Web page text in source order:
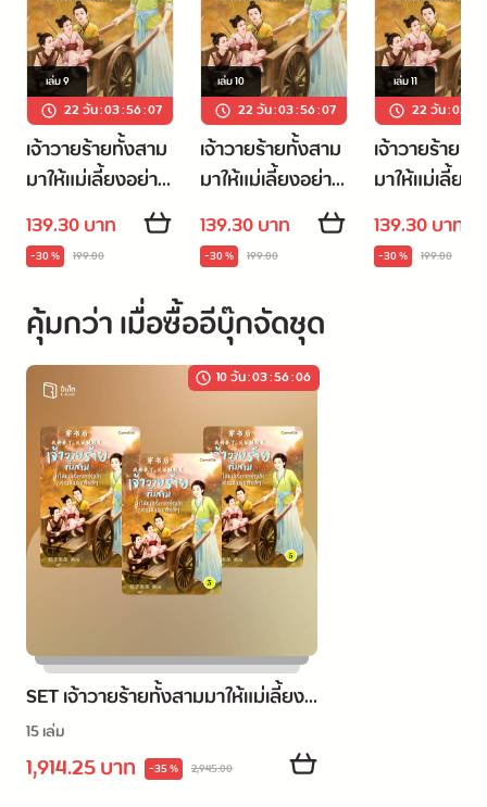
ต่อมา...เหล่าวายร้ายทั้งสามได้เติบโตขึ้น
คนหนึ่งเป็นผู้นำสูงสุดของสำนักปราชญ์ในใต้หล้า
คนหนึ่งเป็นพ่อค้าผู้ยิ่งใหญ่ ร่ำรวยยิ่งกว่าฮ่องเต้
คนหนึ่งเป็นแม่ทัพหญิงผู้เก่งกาจสง่างาม...
ทั้งสามทั้งรักทั้งหวงถังหลี่เป็นอย่างมาก
ผู้นำสูงสุดของสำนักปราชญ์ : บังอาจรังแกท่านแม่ของข้า
แม่ทัพหญิงผู้เก่งกาจสง่างาม : พี่ใหญ่ ฆ่ามันทิ้งเสียเลยง่าย
กว่า!
พ่อค้าผู้ยิ่งใหญ่ : น้องสาม ข้าจะยื่นดาบให้เจ้าเอง!
พระปิตุลาผู้ทรงอำนาจคว้าตัวภรรยาของตนเข้าไปกอด :
เล่ม9
22 วัน:03:56:06
เจ้าวายร้ายทั้งสาม
มาให้แม่เลี้ยงอย่าง
ข้ากล่อมเกลาเสียดี
ๆ เล่ม 9
139.30 บาท
-30 % 199.00
เล่ม10
22 วัน:03:56:06
เจ้าวายร้ายทั้งสาม
มาให้แม่เลี้ยงอย่าง
ข้ากล่อมเกลาเสียดี
ๆ เล่ม 10
139.30 บาท
-30 % 199.00
เล่ม11
22 วัน:03
เจ้าวายร้ายทั้
มาให้แม่เลี้ยง
ข้ากล่อมเกลา
ๆ เล่ม 11
139.30 บาท
-30 % 199.00
คุ้มกว่า เมื่อซื้ออีบุ๊กจัดชุด
10 วัน:03:56:06
SET เจ้าวายร้ายทั้งสามมาให้แม่เลี้ยง
อย่างข้ากล่อมเกลาเสียดี ๆ เล่ม 3-17
(จบ)
15 เล่ม
1,914.25 บาท -35 % 2,945.00